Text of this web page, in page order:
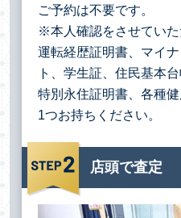
ご予約は不要です。
※本人確認をさせていた
運転経歴証明書、マイ
ト、学生証、住民基本
特別永住証明書、各種
1つお持ちください。
店頭で査定